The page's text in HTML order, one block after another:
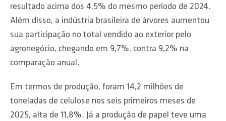
resultado acima dos 4,5% do mesmo período de 2024.
Além disso, a indústria brasileira de árvores aumentou
sua participação no total vendido ao exterior pelo
agronegócio, chegando em 9,7%, contra 9,2% na
comparação anual.
Em termos de produção, foram 14,2 milhões de
toneladas de celulose nos seis primeiros meses de
2025, alta de 11,8%. Já a produção de papel teve uma